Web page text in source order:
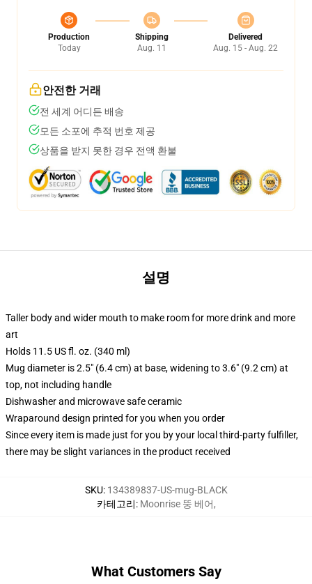
Production
Today
Shipping
Aug. 11
Delivered
Aug. 15 - Aug. 22
안전한 거래
전 세계 어디든 배송
모든 소포에 추적 번호 제공
상품을 받지 못한 경우 전액 환불
설명
Taller body and wider mouth to make room for more drink and more
art
Holds 11.5 US fl. oz. (340 ml)
Mug diameter is 2.5" (6.4 cm) at base, widening to 3.6" (9.2 cm) at
top, not including handle
Dishwasher and microwave safe ceramic
Wraparound design printed for you when you order
Since every item is made just for you by your local third-party fulfiller,
there may be slight variances in the product received
SKU: 134389837-US-mug-BLACK
카테고리: Moonrise 뚱 베어,
What Customers Say